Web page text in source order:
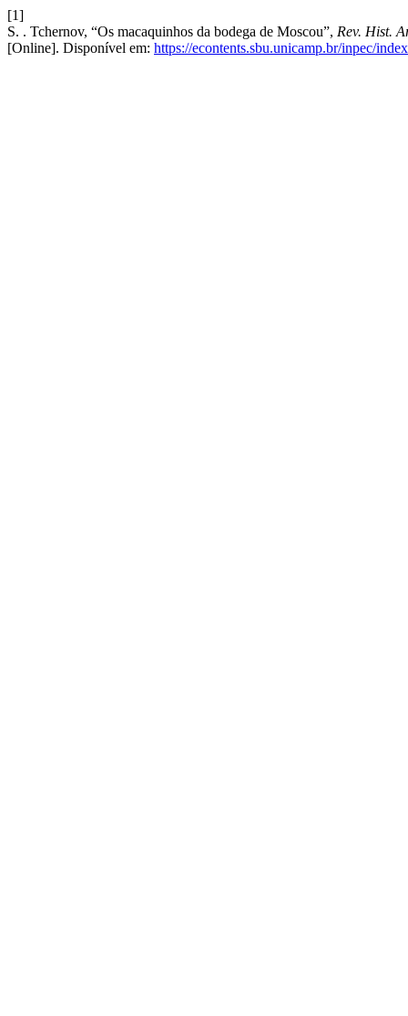
[1]
S. . Tchernov, “Os macaquinhos da bodega de Moscou”, Rev. Hist.
[Online]. Disponível em: https://econtents.sbu.unicamp.br/inpec/